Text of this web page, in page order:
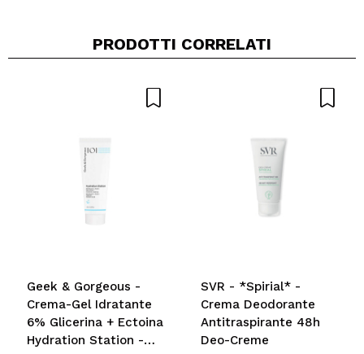
Consiglieresti questo acquisto? Si
PRODOTTI CORRELATI
Geek & Gorgeous -
Crema-Gel Idratante
6% Glicerina + Ectoina
Hydration Station -
SVR - *Spirial* -
Crema Deodorante
Antitraspirante 48h
Deo-Creme